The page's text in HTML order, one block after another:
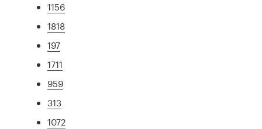
1156
1818
197
1711
959
313
1072